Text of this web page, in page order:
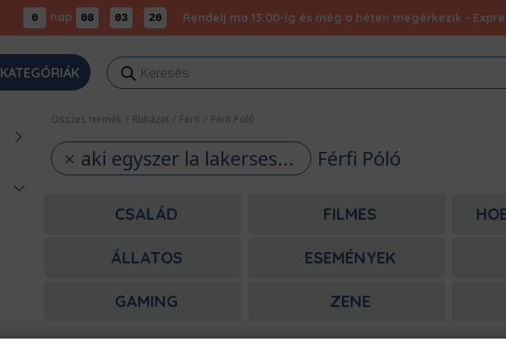
0 nap 08 : 03 : 19 Rendelj ma 13:00-ig és még a héten megérkezik -
KATEGÓRIÁK
Products
search
Összes termék / Ruházat / Férfi / Férfi Póló
aki egyszer la lakerses... Férfi Póló
CSALÁD FILMES
ÁLLATOS ESEMÉNYEK
GAMING ZENE